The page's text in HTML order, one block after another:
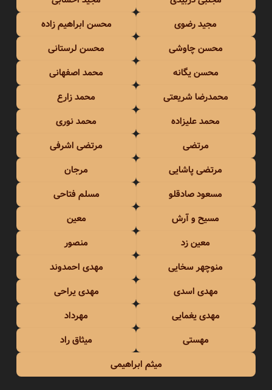
مجید رضوی
محسن ابراهیم زاده
محسن چاوشی
محسن لرستانی
محسن یگانه
محمد اصفهانی
محمدرضا شریعتی
محمد زارع
محمد علیزاده
محمد نوری
مرتضی
مرتضی اشرفی
مرتضی پاشایی
مرجان
مسعود صادقلو
مسلم فتاحی
مسیح و آرش
معین
معین زد
منصور
منوچهر سخایی
مهدی احمدوند
مهدی اسدی
مهدی یراحی
مهدی یغمایی
مهرداد
مهستی
میثاق راد
میثم ابراهیمی